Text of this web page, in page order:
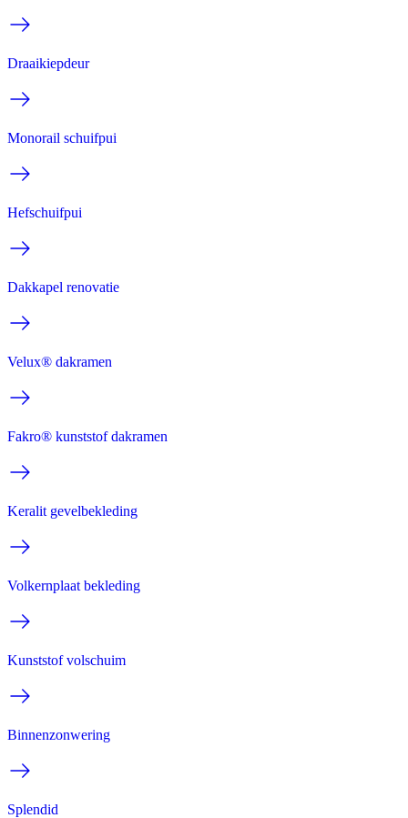
Draaikiepdeur
Monorail schuifpui
Hefschuifpui
Dakkapel renovatie
Velux® dakramen
Fakro® kunststof dakramen
Keralit gevelbekleding
Volkernplaat bekleding
Kunststof volschuim
Binnenzonwering
Splendid